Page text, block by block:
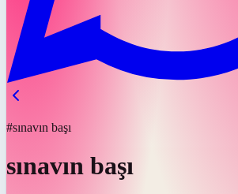
#sınavın başı
sınavın başı